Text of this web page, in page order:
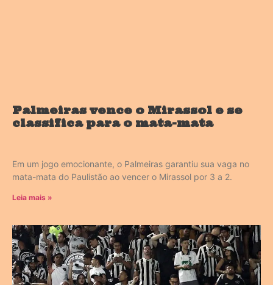
Palmeiras vence o Mirassol e se
classifica para o mata-mata
Em um jogo emocionante, o Palmeiras garantiu sua vaga no
mata-mata do Paulistão ao vencer o Mirassol por 3 a 2.
Leia mais »